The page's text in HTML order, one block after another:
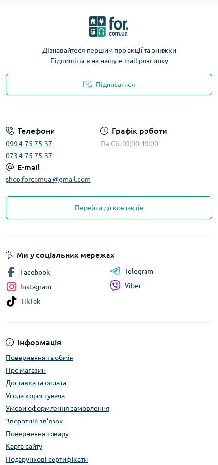
Дізнавайтеся першим про акції та знижки
Підпишіться на нашу e-mail розсилку
Підписатися
Телефони
099 4-75-75-37
073 4-75-75-37
Графік роботи
Пн-Сб, 09:00-19:00
E-mail
shop.forcomua @gmail.com
Перейти до контактів
Інформація
Повернення та обмін
Про магазин
Доставка та оплата
Угода користувача
Умови оформлення замовлення
Зворотній зв’язок
Повернення товару
Карта сайту
Подарункові сертифікати
Ми у соціальних мережах
Facebook
Instagram
TikTok
Telegram
Viber